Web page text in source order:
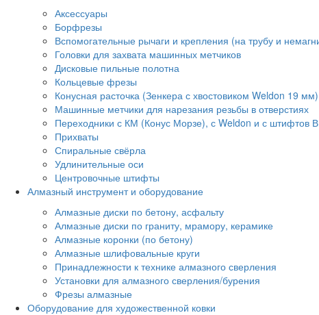
Аксессуары
Борфрезы
Вспомогательные рычаги и крепления (на трубу и
Головки для захвата машинных метчиков
Дисковые пильные полотна
Кольцевые фрезы
Конусная расточка (Зенкера с хвостовиком Weldon 19 мм)
Машинные метчики для нарезания резьбы в отверстиях
Переходники с КМ (Конус Морзе), с Weldon и с штифтов
Прихваты
Спиральные свёрла
Удлинительные оси
Центровочные штифты
Алмазный инструмент и оборудование
Алмазные диски по бетону, асфальту
Алмазные диски по граниту, мрамору, керамике
Алмазные коронки (по бетону)
Алмазные шлифовальные круги
Принадлежности к технике алмазного сверления
Установки для алмазного сверления/бурения
Фрезы алмазные
Оборудование для художественной ковки